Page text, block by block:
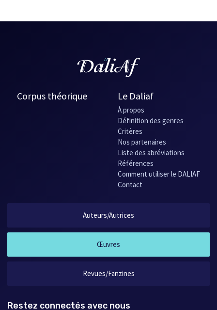
Corpus théorique Le Daliaf
À propos
Définition des genres
Critères
Nos partenaires
Liste des abréviations
Références
Comment utiliser le DALIAF
Contact
Auteurs/Autrices
Œuvres
Revues/Fanzines
Restez connectés avec nous